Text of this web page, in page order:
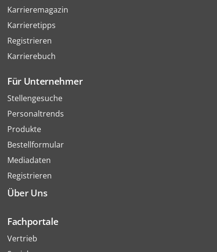
Karrieremagazin
Karrieretipps
Registrieren
Karrierebuch
Für Unternehmer
Stellengesuche
Personaltrends
Produkte
Bestellformular
Mediadaten
Registrieren
Über Uns
Fachportale
Vertrieb